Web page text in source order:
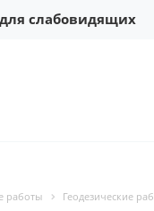
слабовидящих
работы Геодезические